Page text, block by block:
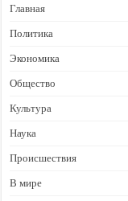
Главная
Политика
Экономика
Общество
Культура
Наука
Происшествия
В мире